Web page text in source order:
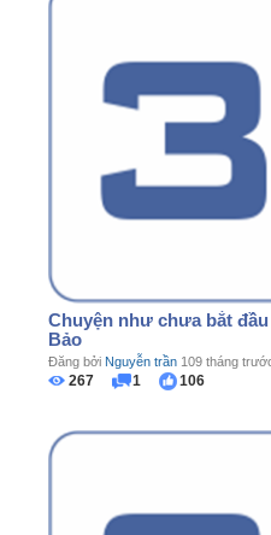
Chuyện như chưa bắt
Bảo
Đăng bởi Nguyễn trần 109 tháng
267 1 106